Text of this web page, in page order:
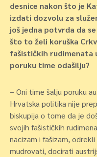
desnice nakon što je
izdati dozvolu za
još jedna potvrda da
što to želi koruška
fašističkih rudimenata
poruku time odašilju?
– Oni time šalju poruku
Hrvatska politika nije
biskupija o tome da je
svojih fašističkih
nacizam i fašizam,
mudrovati, docirati